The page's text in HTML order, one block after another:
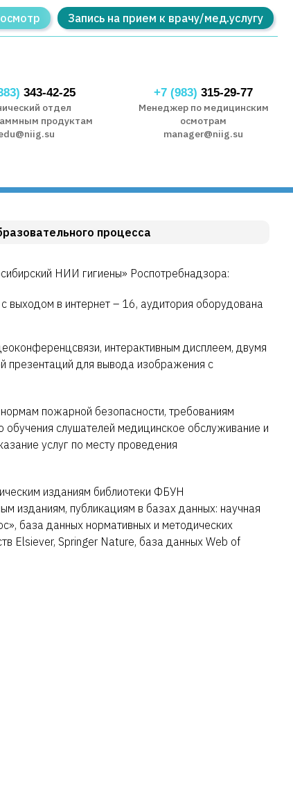
Запись на прием к врачу/мед.услугу
343-42-25
отдел
продуктам
+7 (983) 315-29-77
Менеджер по медицинским
осмотрам
manager@niig.su
процесса
НИИ гигиены» Роспотребнадзора:
выходом в интернет – 16, аудитория оборудована
интерактивным дисплеем, двумя
презентаций для вывода изображения с
пожарной безопасности, требованиям
слушателей медицинское обслуживание и
услуг по месту проведения
изданиям библиотеки ФБУН
изданиям, публикациям в базах данных: научная
база данных нормативных и методических
Elsiever, Springer Nature, база данных Web of